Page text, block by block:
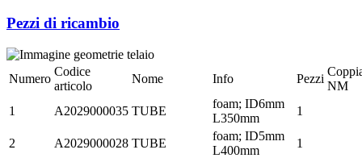
Pezzi di ricambio
Numero
Codice
articolo
Nome Info Pezzi
NM
1
A2029000035 TUBE
foam; ID6mm
L350mm
1
2 A2029000028 TUBE
foam; ID5mm
L400mm
1